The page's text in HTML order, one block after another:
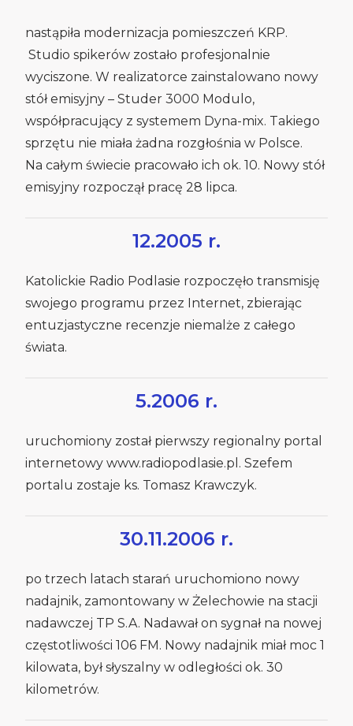
nastąpiła modernizacja pomieszczeń KRP.
Studio spikerów zostało profesjonalnie
wyciszone. W realizatorce zainstalowano nowy
stół emisyjny – Studer 3000 Modulo,
współpracujący z systemem Dyna-mix. Takiego
sprzętu nie miała żadna rozgłośnia w Polsce.
Na całym świecie pracowało ich ok. 10. Nowy stół
emisyjny rozpoczął pracę 28 lipca.
12.2005 r.
Katolickie Radio Podlasie rozpoczęło transmisję
swojego programu przez Internet, zbierając
entuzjastyczne recenzje niemalże z całego
świata.
5.2006 r.
uruchomiony został pierwszy regionalny portal
internetowy www.radiopodlasie.pl. Szefem
portalu zostaje ks. Tomasz Krawczyk.
30.11.2006 r.
po trzech latach starań uruchomiono nowy
nadajnik, zamontowany w Żelechowie na stacji
nadawczej TP S.A. Nadawał on sygnał na nowej
częstotliwości 106 FM. Nowy nadajnik miał moc 1
kilowata, był słyszalny w odległości ok. 30
kilometrów.